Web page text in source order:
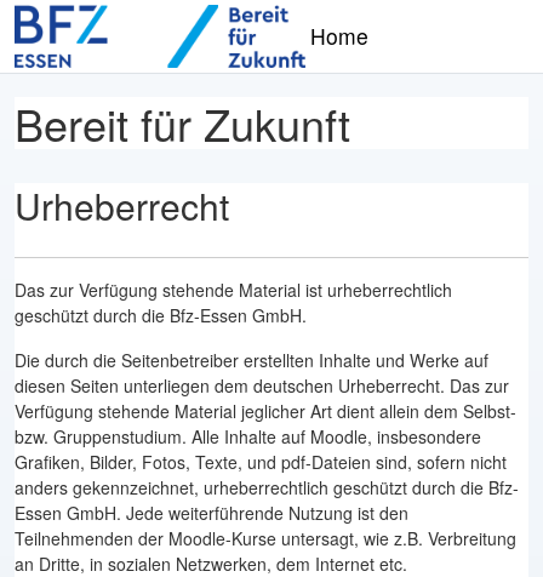
Zum Hauptinhalt
Home
Bereit für Zukunft
Urheberrecht
Das zur Verfügung stehende Material ist urheberrechtlich
geschützt durch die Bfz-Essen GmbH.
Die durch die Seitenbetreiber erstellten Inhalte und Werke auf
diesen Seiten unterliegen dem deutschen Urheberrecht. Das zur
Verfügung stehende Material jeglicher Art dient allein dem Selbst-
bzw. Gruppenstudium. Alle Inhalte auf Moodle, insbesondere
Grafiken, Bilder, Fotos, Texte, und pdf-Dateien sind, sofern nicht
anders gekennzeichnet, urheberrechtlich geschützt durch die Bfz-
Essen GmbH. Jede weiterführende Nutzung ist den
Teilnehmenden der Moodle-Kurse untersagt, wie z.B. Verbreitung
an Dritte, in sozialen Netzwerken, dem Internet etc.